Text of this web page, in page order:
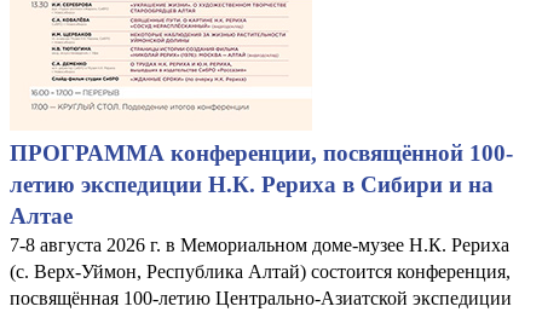
ПРОГРАММА конференции, посвящённой 100-
летию экспедиции Н.К. Рериха в Сибири и на
Алтае
7-8 августа 2026 г. в Мемориальном доме-музее Н.К. Рериха
(с. Верх-Уймон, Республика Алтай) состоится конференция,
посвящённая 100-летию Центрально-Азиатской экспедиции